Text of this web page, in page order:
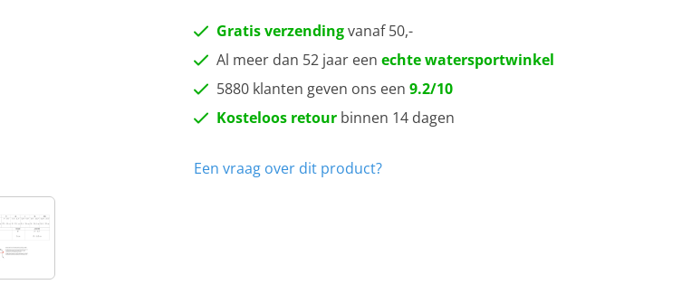
Gratis verzendingvanaf 50,-
Al meer dan 52 jaar een echte watersportwinkel
5880 klanten geven ons een 9.2/10
Kosteloos retourbinnen 14 dagen
Een vraag over dit product?